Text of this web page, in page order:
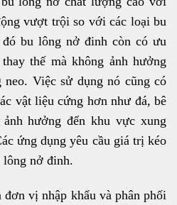
vượt trội so với các loại bu
bu lông nở đinh còn có ưu
thế mà không ảnh hưởng
neo. Việc sử dụng nó cũng có
vật liệu cứng hơn như đá, bê
hưởng đến khu vực xung
ứng dụng yêu cầu giá trị kéo
lông nở đinh.
vị nhập khẩu và phân phối